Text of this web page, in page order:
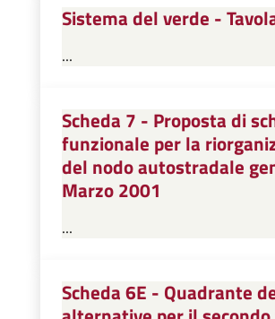
Sistema del verde -
...
Scheda 7 - Proposta di
funzionale per la
del nodo autostradale
Marzo 2001
...
Scheda 6E - Quadrante